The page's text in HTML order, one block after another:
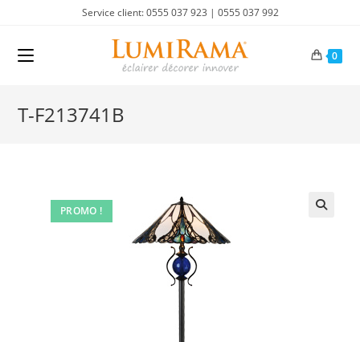
content
Service client: 0555 037 923 | 0555 037 992
0
T-F213741B
PROMO !